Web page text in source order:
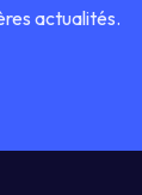
actualités.